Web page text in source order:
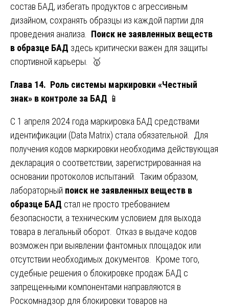
состав БАД, избегать продуктов с агрессивным
дизайном, сохранять образцы из каждой партии для
проведения анализа. Поиск не заявленных веществ
в образце БАД здесь критически важен для защиты
спортивной карьеры. 🥇
Глава 14. Роль системы маркировки «Честный
знак» в контроле за БАД 📱
С 1 апреля 2024 года маркировка БАД средствами
идентификации (Data Matrix) стала обязательной. Для
получения кодов маркировки необходима действующая
декларация о соответствии, зарегистрированная на
основании протоколов испытаний. Таким образом,
лабораторный поиск не заявленных веществ в
образце БАД стал не просто требованием
безопасности, а техническим условием для выхода
товара в легальный оборот. Отказ в выдаче кодов
возможен при выявлении фантомных площадок или
отсутствии необходимых документов. Кроме того,
судебные решения о блокировке продаж БАД с
запрещенными компонентами направляются в
Роскомнадзор для блокировки товаров на